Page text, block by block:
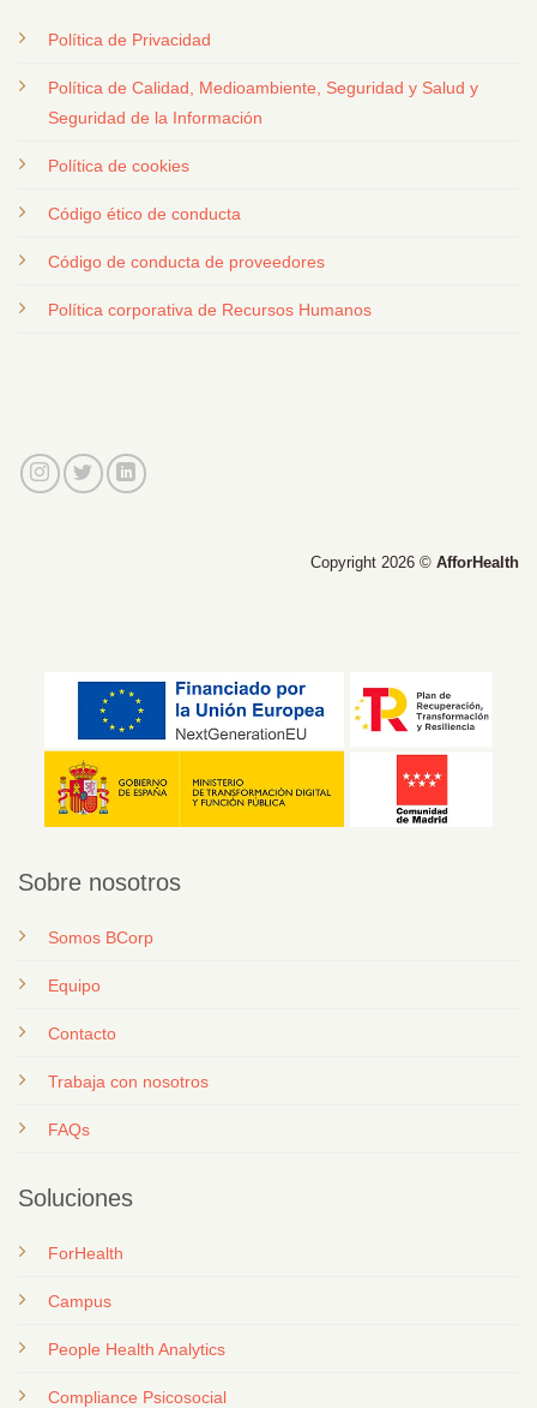
Política de Privacidad
Política de Calidad, Medioambiente, Seguridad y Salud y
Seguridad de la Información
Política de cookies
Código ético de conducta
Código de conducta de proveedores
Política corporativa de Recursos Humanos
Copyright 2026 © AfforHealth
Sobre nosotros
Somos BCorp
Equipo
Contacto
Trabaja con nosotros
FAQs
Soluciones
ForHealth
Campus
People Health Analytics
Compliance Psicosocial